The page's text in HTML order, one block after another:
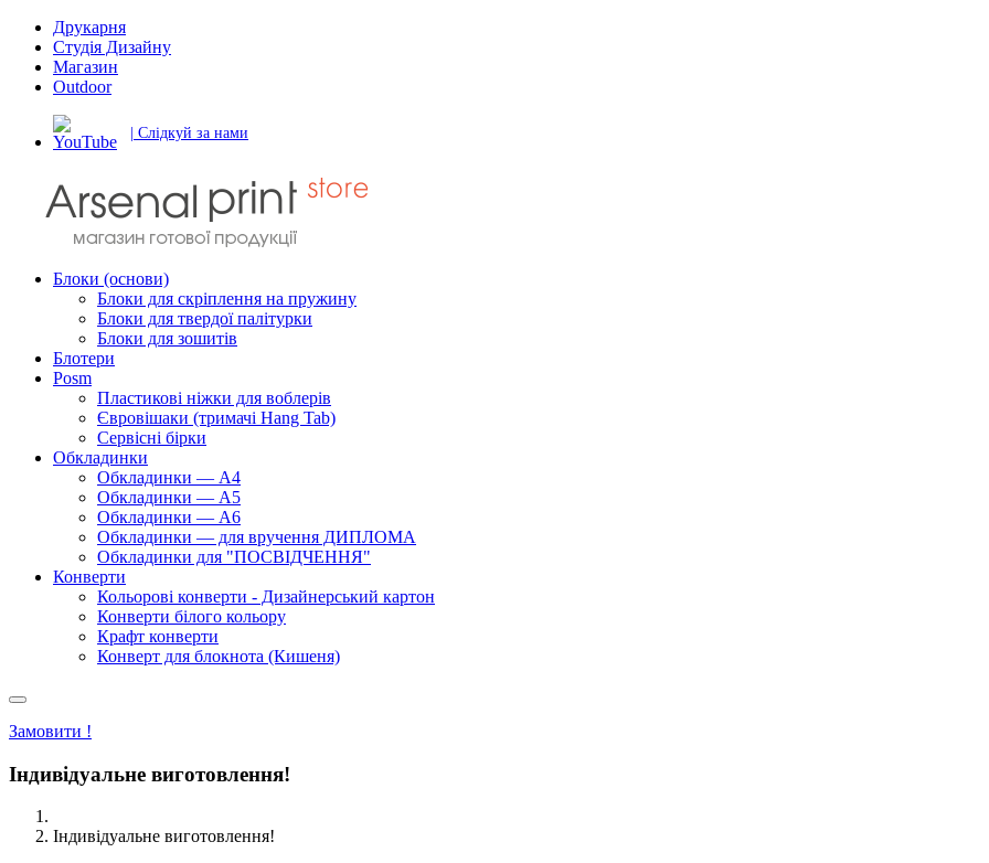
Друкарня
Студія Дизайну
Магазин
Outdoor
| Слідкуй за нами
Блоки (основи)
Блоки для скріплення на пружину
Блоки для твердої палітурки
Блоки для зошитів
Блотери
Posm
Пластикові ніжки для воблерів
Євровішаки (тримачі Hang Tab)
Сервісні бірки
Обкладинки
Обкладинки — А4
Обкладинки — А5
Обкладинки — А6
Обкладинки — для вручення ДИПЛОМА
Обкладинки для "ПОСВІДЧЕННЯ"
Конверти
Кольорові конверти - Дизайнерський картон
Конверти білого кольору
Крафт конверти
Конверт для блокнота (Кишеня)
Замовити !
Індивідуальне виготовлення!
Індивідуальне виготовлення!